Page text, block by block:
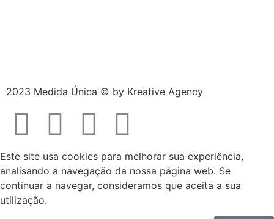
2023 Medida Única © by Kreative Agency
Este site usa cookies para melhorar sua experiência,
analisando a navegação da nossa página web. Se
continuar a navegar, consideramos que aceita a sua
utilização.